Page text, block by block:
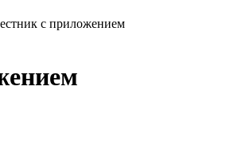
с приложением